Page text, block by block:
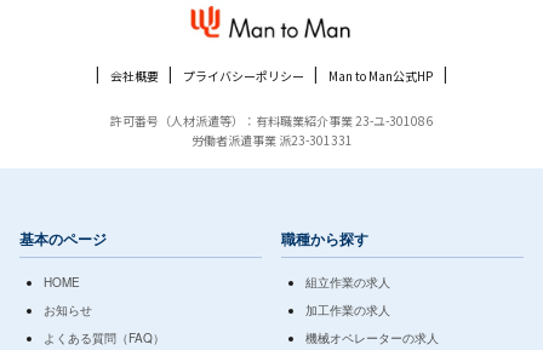
会社概要 プライバシーポリシー Man to Man公式HP
許可番号（人材派遣等）：有料職業紹介事業 23-ユ-301086
労働者派遣事業 派23-301331
基本のページ
HOME
お知らせ
よくある質問（FAQ）
職種から探す
組立作業の求人
加工作業の求人
機械オペレーターの求人